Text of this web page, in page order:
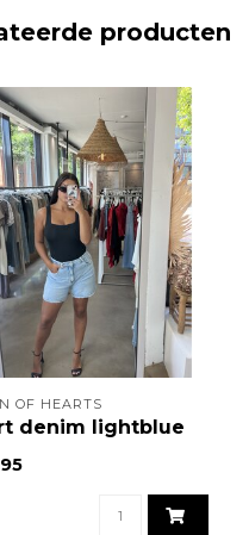
producten
OF HEARTS
denim lightblue